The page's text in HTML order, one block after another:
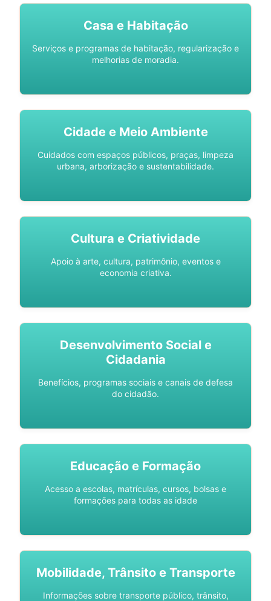
Casa e Habitação
Serviços e programas de habitação, regularização e
melhorias de moradia.
Cidade e Meio Ambiente
Cuidados com espaços públicos, praças, limpeza
urbana, arborização e sustentabilidade.
Cultura e Criatividade
Apoio à arte, cultura, patrimônio, eventos e
economia criativa.
Desenvolvimento Social e
Cidadania
Benefícios, programas sociais e canais de defesa
do cidadão.
Educação e Formação
Acesso a escolas, matrículas, cursos, bolsas e
formações para todas as idade
Mobilidade, Trânsito e Transporte
Informações sobre transporte público, trânsito,